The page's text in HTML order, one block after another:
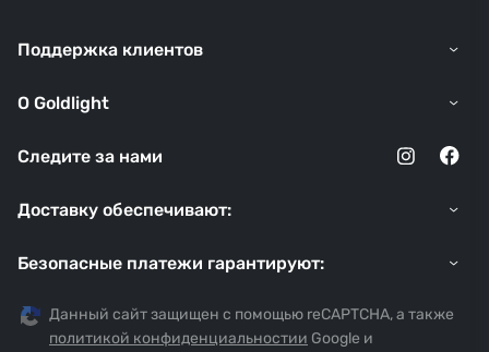
Поддержка клиентов
O Goldlight
Следите за нами
Доставку обеспечивают:
Безопасные платежи гарантируют:
Данный сайт защищен с помощью reCAPTCHA, а также
политикой конфиденциальностии Google и